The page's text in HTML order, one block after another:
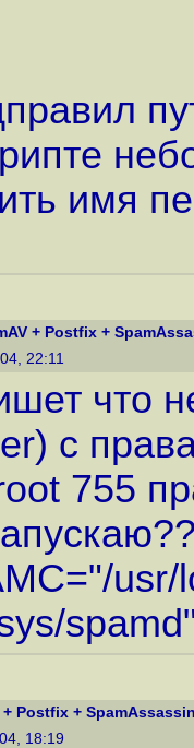
имя
+ Postfix +
22:11
что
с
755
Postfix +
18:19